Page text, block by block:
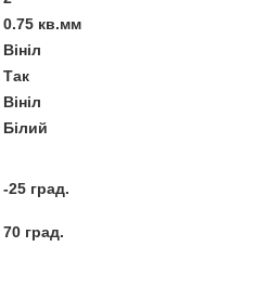
0.75 кв.мм
Вініл
Так
Вініл
Білий
-25 град.
70 град.